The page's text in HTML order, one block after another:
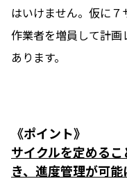
はいけません。仮に７
作業者を増員して計
あります。
《ポイント》
サイクルを定める
き、進度管理が可